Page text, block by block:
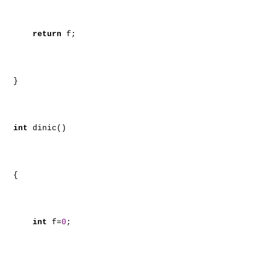
return f;
}
int dinic()
{
int f=0 ;